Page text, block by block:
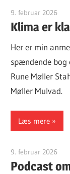
9. februar 2026
Klima er
Her er min
spændende
Rune Møller
Møller Mulvad.
Læs mere
9. februar 2026
Podcast